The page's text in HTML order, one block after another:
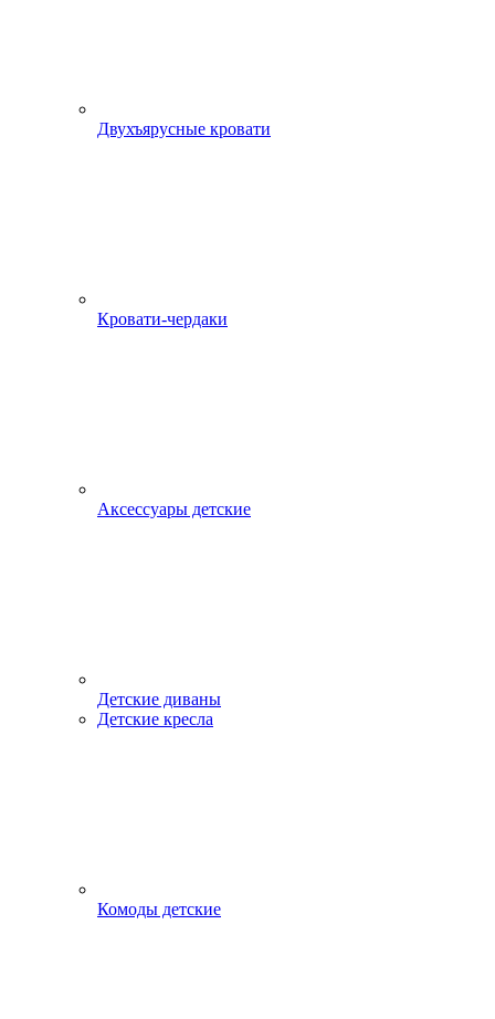
Двухъярусные кровати
Кровати-чердаки
Аксессуары детские
Детские диваны
Детские кресла
Комоды детские